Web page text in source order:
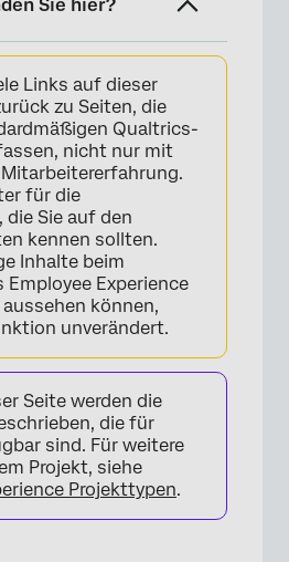
Sie hier?
Ihres Antwort-
Dateiformat
Links auf dieser
zu Seiten, die
Qualtrics-
nicht nur mit
für die
die Sie auf den
kennen sollten.
Inhalte beim
Employee Experience
können,
unverändert.
Seite werden die
die für
sind. Für weitere
Projekt, siehe
Projekttypen.